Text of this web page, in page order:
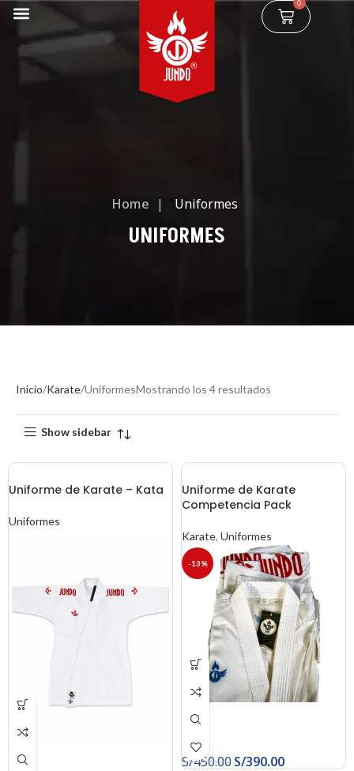
0
Home | Uniformes
UNIFORMES
Inicio Karate UniformesMostrando los 4 resultados
Show sidebar
Uniforme de Karate – Kata
Uniformes
-13%
Uniforme de Karate
Competencia Pack
Karate, Uniformes
S/450.00S/390.00